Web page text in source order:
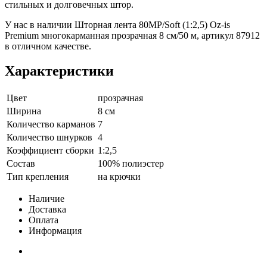
стильных и долговечных штор.
У нас в наличии Шторная лента 80MP/Soft (1:2,5) Oz-is
Premium многокарманная прозрачная 8 см/50 м, артикул 87912
в отличном качестве.
Характеристики
Цвет
прозрачная
Ширина
8 см
Количество карманов 7
Количество шнурков 4
Коэффициент сборки 1:2,5
Состав
100% полиэстер
Тип крепления
на крючки
Наличие
Доставка
Оплата
Информация